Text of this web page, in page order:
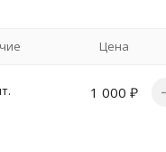
Цена
1 000 ₽